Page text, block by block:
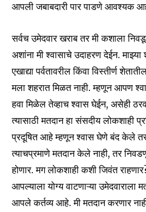
आपली जबाबदारी पार पाडणे आवश्यक
सर्वच उमेदवार खराब तर मी कशाला
अशांना मी श्वासाचे उदाहरण देईन.
एखाद्या पर्वतावरील किंवा विस्तीर्ण
मला शहरात मिळत नाही. म्हणून आपण
हवा मिळेल तेव्हाच श्वास घेईन, असेही
त्यासाठी मतदान हा संसदीय लोकशाही
प्रदूषित आहे म्हणून श्वास घेणे बंद केले
त्याचप्रमाणे मतदान केले नाही, तर
होणार. मग लोकशाही कशी जिवंत
आपल्याला योग्य वाटणाऱ्या
आपले कर्तव्य आहे. मी मतदान करणार